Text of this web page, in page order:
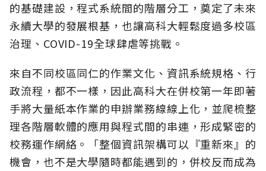
的基礎建設，程式系統間的階層分工，奠定了未來
永續大學的發展根基，也讓高科大輕鬆度過多校區
治理、COVID-19全球肆虐等挑戰。
來自不同校區同仁的作業文化、資訊系統規格、行
政流程，都不一樣，因此高科大在併校第一年即著
手將大量紙本作業的申辦業務線線上化，並爬梳整
理各階層軟體的應用與程式間的串連，形成緊密的
校務運作網絡。「整個資訊架構可以『重新來』的
機會，也不是大學隨時都能遇到的，併校反而成為